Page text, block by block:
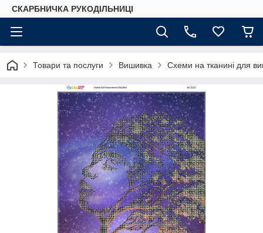
СКАРБНИЧКА РУКОДІЛЬНИЦІ
Товари та послуги Вишивка Схеми на тканині для